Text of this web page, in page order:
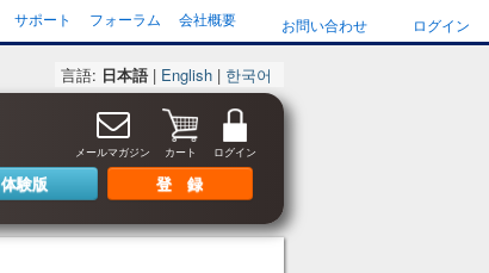
サポート フォーラム 会社概要 お問い合わせ ログイン
言語: 日本語| English | 한국어
体験版 登 録
ログイン
カート
メールマガジン